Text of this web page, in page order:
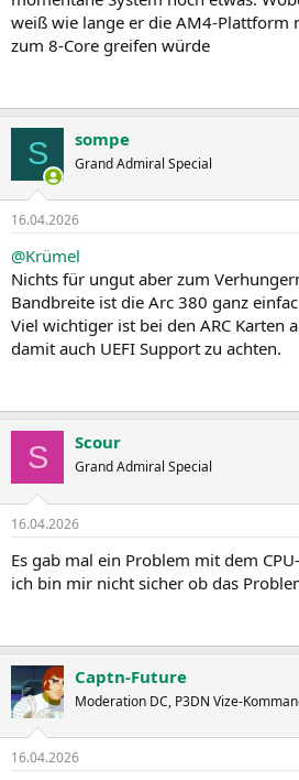
weiß wie lange er die AM4-Plattform
zum 8-Core greifen würde
S sompe
Grand Admiral Special
16.04.2026
@Krümel
Nichts für ungut aber zum
Bandbreite ist die Arc 380 ganz
Viel wichtiger ist bei den ARC Karten
damit auch UEFI Support zu achten.
S Scour
Grand Admiral Special
16.04.2026
Es gab mal ein Problem mit dem
ich bin mir nicht sicher ob das
Captn-Future
Moderation DC, P3DN Vize-
16.04.2026